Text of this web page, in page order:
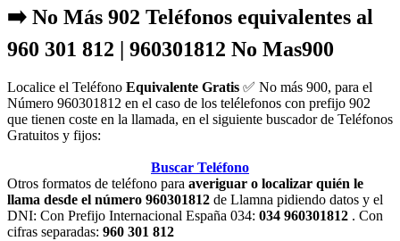
➡️ No Más 902 Teléfonos equivalentes al
960 301 812 | 960301812 No Mas900
Localice el Teléfono Equivalente Gratis ✅ No más 900, para el
Número 960301812 en el caso de los telélefonos con prefijo 902
que tienen coste en la llamada, en el siguiente buscador de Teléfonos
Gratuitos y fijos:
Buscar Teléfono
Otros formatos de teléfono para averiguar o localizar quién le
llama desde el número 960301812 de Llamna pidiendo datos y el
DNI: Con Prefijo Internacional España 034: 034 960301812 . Con
cifras separadas: 960 301 812